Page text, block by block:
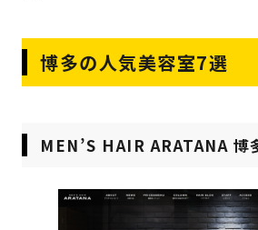
博多の人気美容室7選
MEN’S HAIR ARATANA 博